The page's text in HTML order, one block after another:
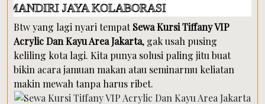
KOLABORASI
Btw yang lagi nyari tempatSewa Kursi Tiffany VIP
Acrylic Dan Kayu Area Jakarta, gak usah pusing
keliling kota lagi. Kita punya solusi paling jitu buat
bikin acara jamuan makan atau seminarmu keliatan
makin mewah tanpa harus ribet.